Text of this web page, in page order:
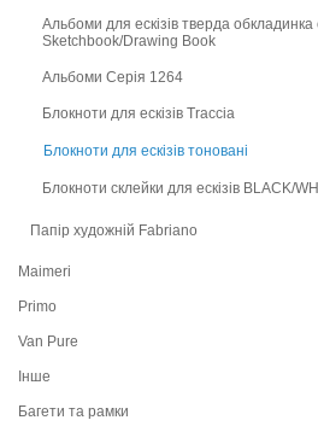
Альбоми для ескізів тверда обкладинка
Sketchbook/Drawing Book
Альбоми Серія 1264
Блокноти для ескізів Traccia
Блокноти для ескізів тоновані
Блокноти склейки для ескізів BLACK/
Папір художній Fabriano
Maimeri
Primo
Van Pure
Інше
Багети та рамки